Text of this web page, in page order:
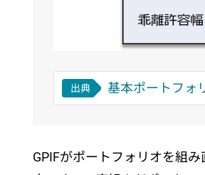
出典 基本ポートフォ
GPIFがポートフォリオを組